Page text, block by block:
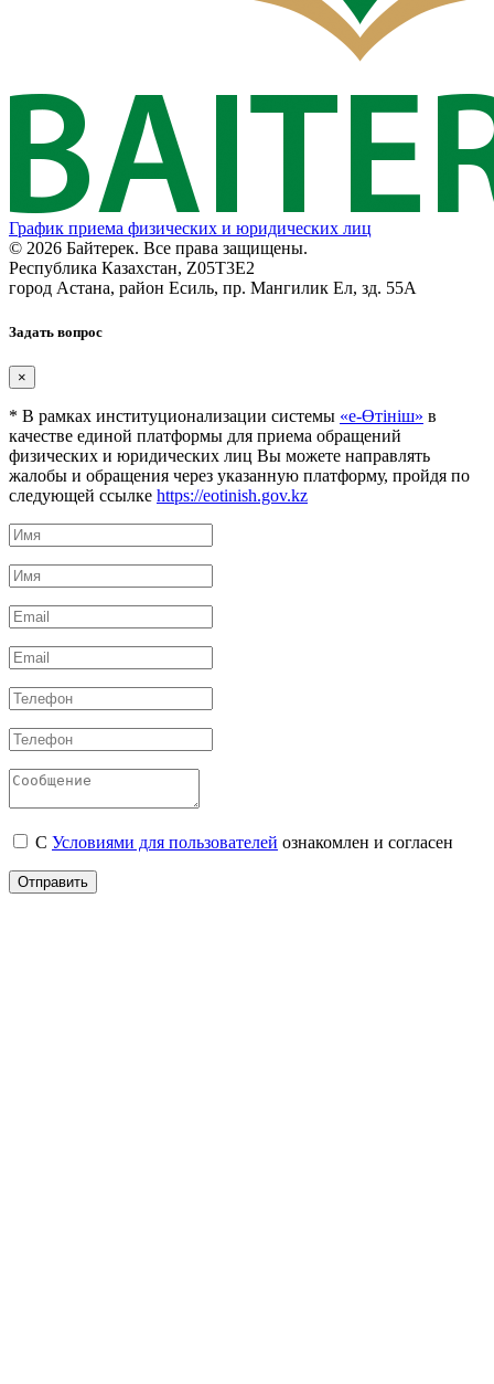
График приема физических и юридических лиц
© 2026 Байтерек. Все права защищены.
Республика Казахстан, Z05T3E2
город Астана, район Есиль, пр. Мангилик Ел, зд. 55А
Задать вопрос
×
* В рамках институционализации системы «е-Өтініш» в
качестве единой платформы для приема обращений
физических и юридических лиц Вы можете направлять
жалобы и обращения через указанную платформу, пройдя по
следующей ссылке https://eotinish.gov.kz
С Условиями для пользователей ознакомлен и согласен
Отправить